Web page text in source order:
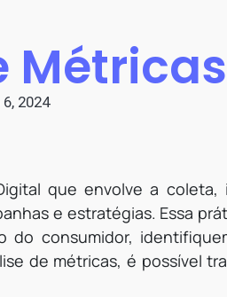
2024
que envolve a coleta,
e estratégias. Essa
do consumidor,
de métricas, é possível